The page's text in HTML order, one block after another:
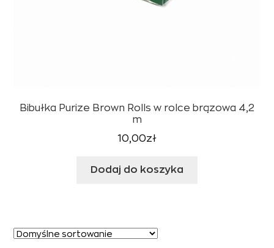
Bibułka Purize Brown Rolls w rolce brązowa 4,2
m
10,00zł
Dodaj do koszyka